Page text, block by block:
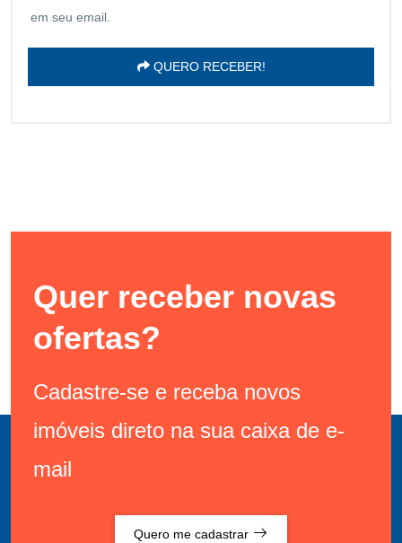
em seu email.
QUERO RECEBER!
Quer receber novas
ofertas?
Cadastre-se e receba novos
imóveis direto na sua caixa de e-
mail
Quero me cadastrar